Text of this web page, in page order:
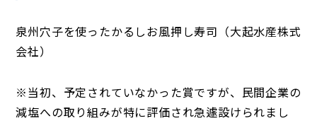
泉州穴子を使ったかるしお風押し寿司（大起水産株式
会社）
※当初、予定されていなかった賞ですが、民間企業の
減塩への取り組みが特に評価され急遽設けられまし